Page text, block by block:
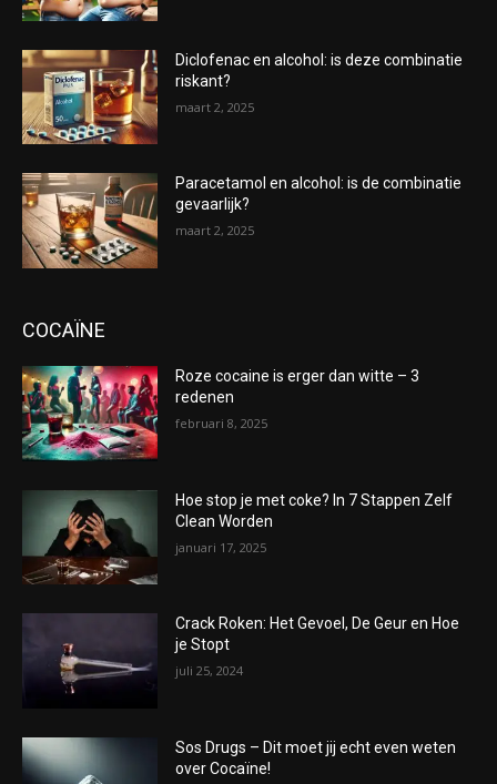
Diclofenac en alcohol: is deze combinatie
riskant?
maart 2, 2025
Paracetamol en alcohol: is de combinatie
gevaarlijk?
maart 2, 2025
COCAÏNE
Roze cocaine is erger dan witte – 3
redenen
februari 8, 2025
Hoe stop je met coke? In 7 Stappen Zelf
Clean Worden
januari 17, 2025
Crack Roken: Het Gevoel, De Geur en Hoe
je Stopt
juli 25, 2024
Sos Drugs – Dit moet jij echt even weten
over Cocaïne!